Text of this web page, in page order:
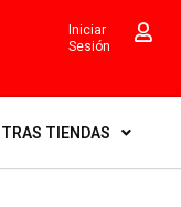
Iniciar
Sesión
TIENDAS